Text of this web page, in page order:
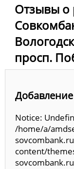
Отзывы о
просп.
Notice:
/home/a/
content/